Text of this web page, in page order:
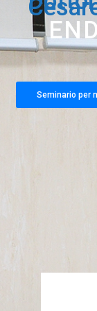
Seminario per